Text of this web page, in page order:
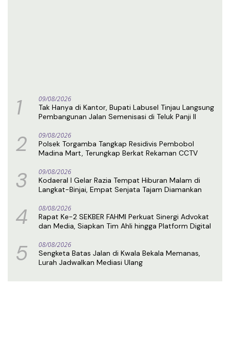
1 09/08/2026
Tak Hanya di Kantor, Bupati Labusel Tinjau Langsung
Pembangunan Jalan Semenisasi di Teluk Panji II
2 09/08/2026
Polsek Torgamba Tangkap Residivis Pembobol
Madina Mart, Terungkap Berkat Rekaman CCTV
3 09/08/2026
Kodaeral I Gelar Razia Tempat Hiburan Malam di
Langkat-Binjai, Empat Senjata Tajam Diamankan
4 08/08/2026
Rapat Ke-2 SEKBER FAHMI Perkuat Sinergi Advokat
dan Media, Siapkan Tim Ahli hingga Platform Digital
5 08/08/2026
Sengketa Batas Jalan di Kwala Bekala Memanas,
Lurah Jadwalkan Mediasi Ulang